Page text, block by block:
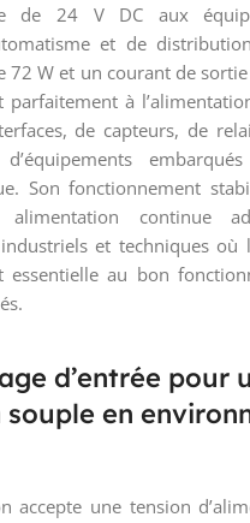
de 24 V DC aux
et de
72 W et un courant de
parfaitement à
de capteurs, de
Son fonctionnement
alimentation continue
et techniques où
essentielle au bon
d’entrée pour
en
accepte une tension